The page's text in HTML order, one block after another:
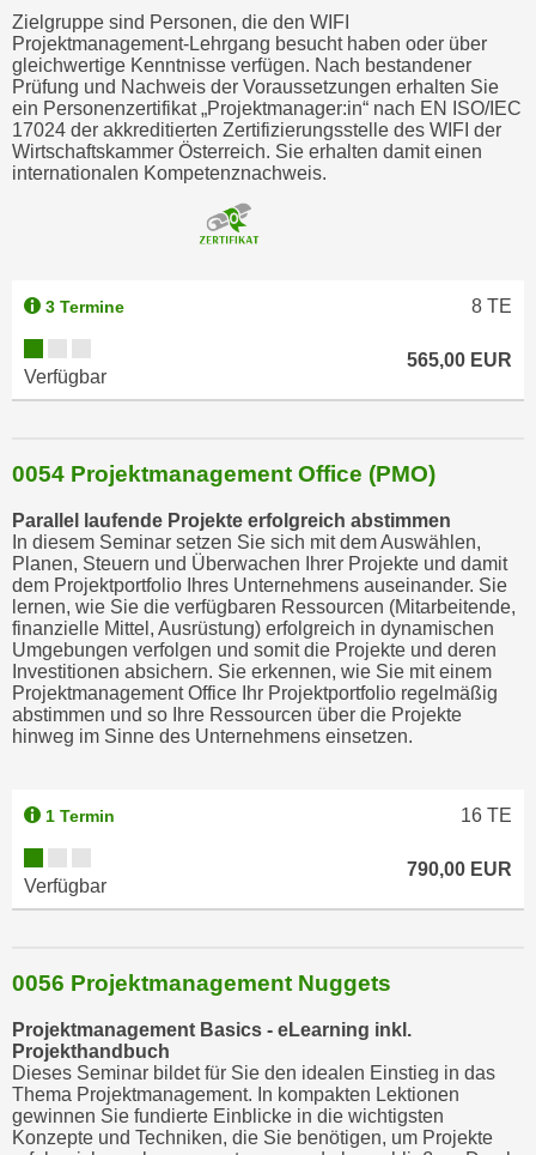
Zielgruppe sind Personen, die den WIFI
Projektmanagement-Lehrgang besucht haben oder über
gleichwertige Kenntnisse verfügen. Nach bestandener
Prüfung und Nachweis der Voraussetzungen erhalten Sie
ein Personenzertifikat „Projektmanager:in“ nach EN ISO/IEC
17024 der akkreditierten Zertifizierungsstelle des WIFI der
Wirtschaftskammer Österreich. Sie erhalten damit einen
internationalen Kompetenznachweis.
3 Termine 8 TE
Verfügbar
565,00 EUR
0054 Projektmanagement Office (PMO)
Parallel laufende Projekte erfolgreich abstimmen
In diesem Seminar setzen Sie sich mit dem Auswählen,
Planen, Steuern und Überwachen Ihrer Projekte und damit
dem Projektportfolio Ihres Unternehmens auseinander. Sie
lernen, wie Sie die verfügbaren Ressourcen (Mitarbeitende,
finanzielle Mittel, Ausrüstung) erfolgreich in dynamischen
Umgebungen verfolgen und somit die Projekte und deren
Investitionen absichern. Sie erkennen, wie Sie mit einem
Projektmanagement Office Ihr Projektportfolio regelmäßig
abstimmen und so Ihre Ressourcen über die Projekte
hinweg im Sinne des Unternehmens einsetzen.
1 Termin 16 TE
Verfügbar
790,00 EUR
0056 Projektmanagement Nuggets
Projektmanagement Basics - eLearning inkl.
Projekthandbuch
Dieses Seminar bildet für Sie den idealen Einstieg in das
Thema Projektmanagement. In kompakten Lektionen
gewinnen Sie fundierte Einblicke in die wichtigsten
Konzepte und Techniken, die Sie benötigen, um Projekte